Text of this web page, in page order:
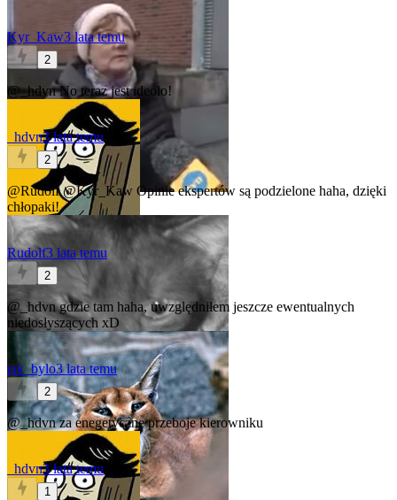
Kyr_Kaw3 lata temu
2
@_hdvnNo teraz jest ideolo!
_hdvn3 lata temu
2
@Rudolf @Kyr_Kaw Opinie ekspertów są podzielone haha, dzięki
chłopaki!
Rudolf3 lata temu
2
@_hdvngdzie tam haha, uwzględniłem jeszcze ewentualnych
niedosłyszących xD
tak_bylo3 lata temu
2
@_hdvnza enegetyczne przeboje kierowniku
_hdvn3 lata temu
1